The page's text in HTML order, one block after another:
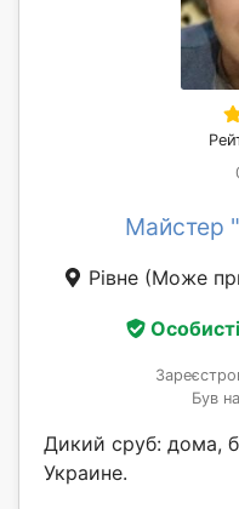
Майстер
Рівне (Може
Був
Дикий сруб: дома,
Украине.